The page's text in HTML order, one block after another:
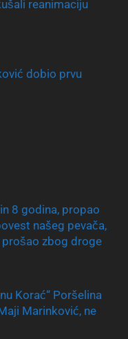
reanimaciju
dobio prvu
8 godina, propao
našeg pevača,
zbog droge
Korać“ Poršelina
Marinković, ne